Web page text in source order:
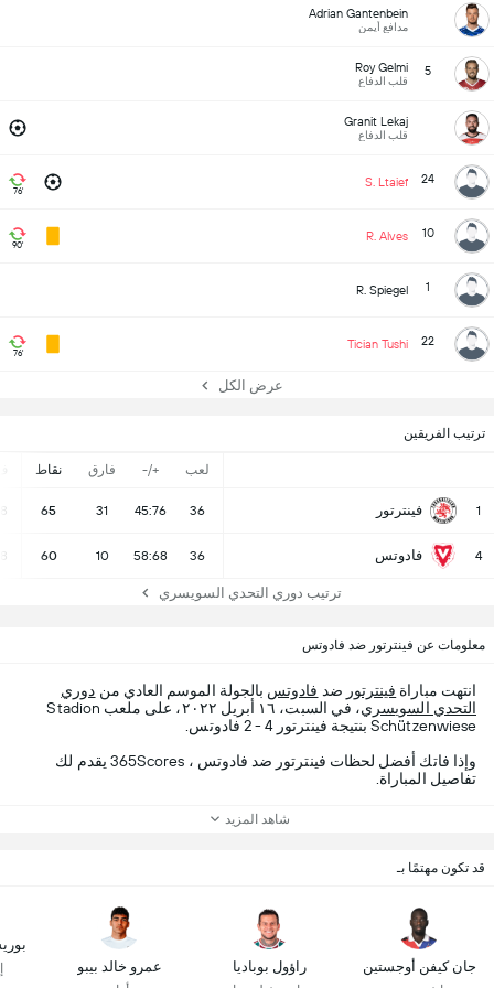
ترتيب الفريقين
لعب +/- فارق نقاط
1 فينترتور 36
45:76
31
65
4 فادوتس 36
58:68
10
60
ترتيب دوري التحدي السويسري
Adrian Gantenbein
مدافع أيمن
5
Roy Gelmi
قلب الدفاع
Granit Lekaj
قلب الدفاع
24
S. Ltaief
76'
10
R. Alves
90'
1
R. Spiegel
22
Tician Tushi
76'
عرض الكل
معلومات عن فينترتور ضد فادوتس
انتهت مباراة فينترتور ضد فادوتس بالجولة الموسم العادي من دوري
التحدي السويسري
، في السبت، ١٦ أبريل ٢٠٢٢، على ملعب Stadion
Schützenwiese بنتيجة فينترتور 4 - 2 فادوتس.
وإذا فاتك أفضل لحظات فينترتور ضد فادوتس ، 365Scores يقدم لك
تفاصيل المباراة.
شاهد المزيد
قد تكون مهتمًا بـ
جان كيفن أوجستين راؤول بوباديا عمرو خالد بيبو